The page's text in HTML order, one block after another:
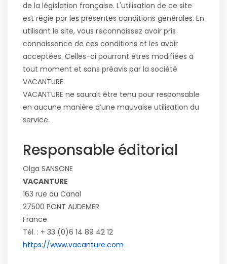
de la législation française. L'utilisation de ce site
est régie par les présentes conditions générales. En
utilisant le site, vous reconnaissez avoir pris
connaissance de ces conditions et les avoir
acceptées. Celles-ci pourront êtres modifiées à
tout moment et sans préavis par la société
VACANTURE.
VACANTURE ne saurait être tenu pour responsable
en aucune manière d’une mauvaise utilisation du
service.
Responsable éditorial
Olga SANSONE
VACANTURE
163 rue du Canal
27500 PONT AUDEMER
France
Tél. : + 33 (0)6 14 89 42 12
https://www.vacanture.com